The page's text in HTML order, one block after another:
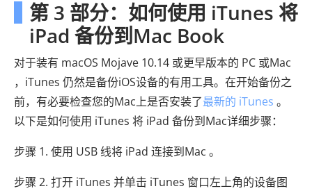
第 3 部分：如何使用 iTunes 将
iPad 备份到Mac Book
对于装有 macOS Mojave 10.14 或更早版本的 PC 或Mac
，iTunes 仍然是备份iOS设备的有用工具。在开始备份之
前，有必要检查您的Mac上是否安装了最新的 iTunes 。
以下是如何使用 iTunes 将 iPad 备份到Mac详细步骤：
步骤 1. 使用 USB 线将 iPad 连接到Mac 。
步骤 2. 打开 iTunes 并单击 iTunes 窗口左上角的设备图